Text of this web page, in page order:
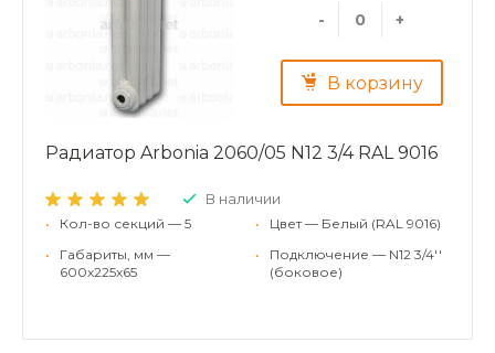
- +
В корзину
Радиатор Arbonia 2060/05 N12 3/4 RAL 9016
В наличии
•
Кол-во секций — 5
•
Габариты, мм —
600x225x65
•
Цвет — Белый (RAL 9016)
•
Подключение — N12 3/4''
(боковое)